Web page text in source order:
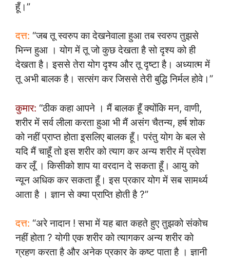
हूँ।”
दत्त: “जब तू स्वरुप का देखनेवाला हुआ तब स्वरुप तुझसे
भिन्न हुआ । योग में तू जो कुछ देखता है सो दृश्य को ही
देखता है। इससे तेरा योग दृश्य और तू दृष्टा है। अध्यात्म में
तू अभी बालक है। सत्संग कर जिससे तेरी बुद्धि निर्मल होवे।”
कुमार: “ठीक कहा आपने । मैं बालक हूँ क्योंकि मन, वाणी,
शरीर में सर्व लीला करता हुआ भी मैं असंग चैतन्य, हर्ष शोक
को नहीं प्राप्त होता इसलिए बालक हूँ। परंतु योग के बल से
यदि मैं चाहूँ तो इस शरीर को त्याग कर अन्य शरीर में प्रवेश
कर लूँ । किसीको शाप या वरदान दे सकता हूँ। आयु को
न्यून अधिक कर सकता हूँ। इस प्रकार योग में सब सामर्थ्य
आता है । ज्ञान से क्या प्राप्ति होती है ?”
दत्त: “अरे नादान ! सभा में यह बात कहते हुए तुझको संकोच
नहीं होता ? योगी एक शरीर को त्यागकर अन्य शरीर को
ग्रहण करता है और अनेक प्रकार के कष्ट पाता है । ज्ञानी